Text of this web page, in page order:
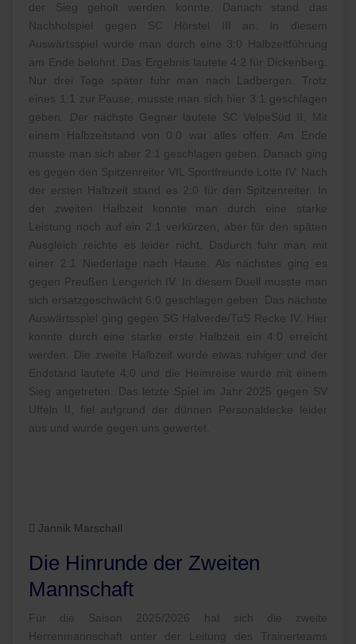
der Sieg geholt werden konnte. Danach stand das
Nachholspiel gegen SC Hörstel III an. In diesem
Auswärtsspiel wurde man durch eine 3:0 Halbzeitführung
am Ende belohnt. Das Ergebnis lautete 4:2 für Dickenberg.
Nur drei Tage später fuhr man nach Ladbergen. Trotz
eines 1:1 zur Pause, musste man sich hier 3:1 geschlagen
geben. Der nächste Gegner lautete SC VelpeSüd II. Mit
einem Halbzeitstand von 0:0 war alles offen. Am Ende
musste man sich aber 2:1 geschlagen geben. Danach ging
es gegen den Spitzenreiter VfL Sportfreunde Lotte IV. Nach
der ersten Halbzeit stand es 2:0 für den Spitzenreiter. In
der zweiten Halbzeit konnte man durch eine starke
Leistung noch auf ein 2:1 verkürzen, aber für den späten
Ausgleich reichte es leider nicht. Dadurch fuhr man mit
einer 2:1 Niederlage nach Hause. Als nächstes ging es
gegen Preußen Lengerich IV. In diesem Duell musste man
sich ersatzgeschwächt 6:0 geschlagen geben. Das nächste
Auswärtsspiel ging gegen SG Halverde/TuS Recke IV. Hier
konnte durch eine starke erste Halbzeit ein 4:0 erreicht
werden. Die zweite Halbzeit wurde etwas ruhiger und der
Endstand lautete 4:0 und die Heimreise wurde mit einem
Sieg angetreten. Das letzte Spiel im Jahr 2025 gegen SV
Uffeln II, fiel aufgrund der dünnen Personaldecke leider
aus und wurde gegen uns gewertet.
Jannik Marschall
Die Hinrunde der Zweiten
Mannschaft
Für die Saison 2025/2026 hat sich die zweite
Herrenmannschaft unter der Leitung des Trainerteams